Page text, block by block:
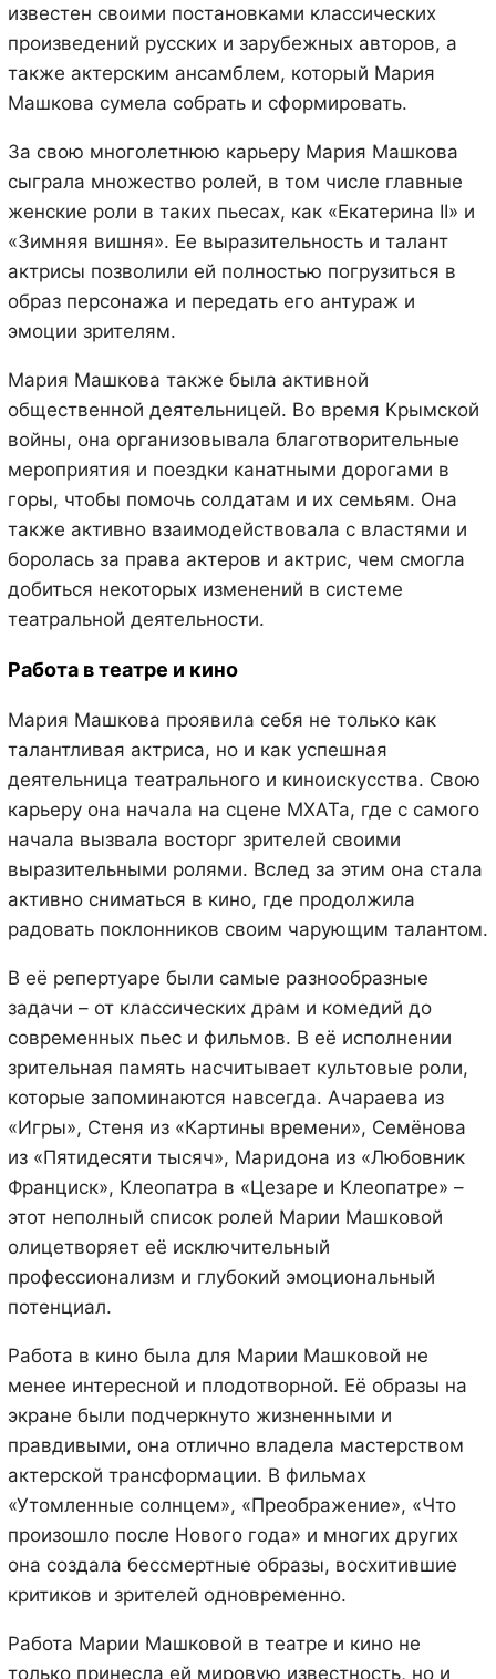
известен своими постановками классических
произведений русских и зарубежных авторов, а
также актерским ансамблем, который Мария
Машкова сумела собрать и сформировать.
За свою многолетнюю карьеру Мария Машкова
сыграла множество ролей, в том числе главные
женские роли в таких пьесах, как «Екатерина II» и
«Зимняя вишня». Ее выразительность и талант
актрисы позволили ей полностью погрузиться в
образ персонажа и передать его антураж и
эмоции зрителям.
Мария Машкова также была активной
общественной деятельницей. Во время Крымской
войны, она организовывала благотворительные
мероприятия и поездки канатными дорогами в
горы, чтобы помочь солдатам и их семьям. Она
также активно взаимодействовала с властями и
боролась за права актеров и актрис, чем смогла
добиться некоторых изменений в системе
театральной деятельности.
Работа в театре и кино
Мария Машкова проявила себя не только как
талантливая актриса, но и как успешная
деятельница театрального и киноискусства. Свою
карьеру она начала на сцене МХАТа, где с самого
начала вызвала восторг зрителей своими
выразительными ролями. Вслед за этим она стала
активно сниматься в кино, где продолжила
радовать поклонников своим чарующим талантом.
В её репертуаре были самые разнообразные
задачи – от классических драм и комедий до
современных пьес и фильмов. В её исполнении
зрительная память насчитывает культовые роли,
которые запоминаются навсегда. Ачараева из
«Игры», Стеня из «Картины времени», Семёнова
из «Пятидесяти тысяч», Маридона из «Любовник
Франциск», Клеопатра в «Цезаре и Клеопатре» –
этот неполный список ролей Марии Машковой
олицетворяет её исключительный
профессионализм и глубокий эмоциональный
потенциал.
Работа в кино была для Марии Машковой не
менее интересной и плодотворной. Её образы на
экране были подчеркнуто жизненными и
правдивыми, она отлично владела мастерством
актерской трансформации. В фильмах
«Утомленные солнцем», «Преображение», «Что
произошло после Нового года» и многих других
она создала бессмертные образы, восхитившие
критиков и зрителей одновременно.
Работа Марии Машковой в театре и кино не
только принесла ей мировую известность, но и